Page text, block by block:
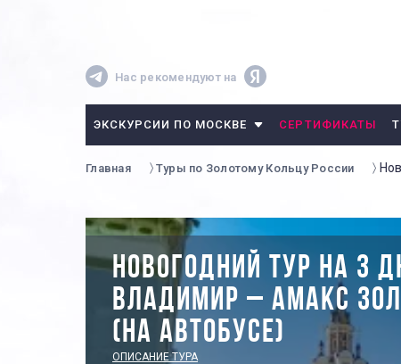
Нас рекомендуют на
ЭКСКУРСИИ ПО МОСКВЕ СЕРТИФИКАТЫ
Главная Туры по Золотому Кольцу России
НОВОГОДНИЙ ТУР НА 3
ВЛАДИМИР – АМАКС
(НА АВТОБУСЕ)
ОПИСАНИЕ ТУРА